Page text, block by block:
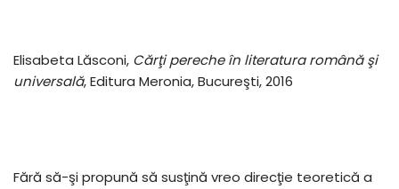
Elisabeta Lăsconi, Cărţi pereche în literatura română şi
universală, Editura Meronia, Bucureşti, 2016
Fără să-şi propună să susţină vreo direcţie teoretică a